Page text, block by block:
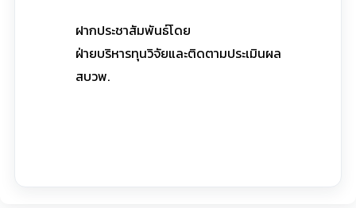
ฝากประชาสัมพันธ์โดย
ฝ่ายบริหารทุนวิจัยและติดตามประเมินผล
สบวพ.